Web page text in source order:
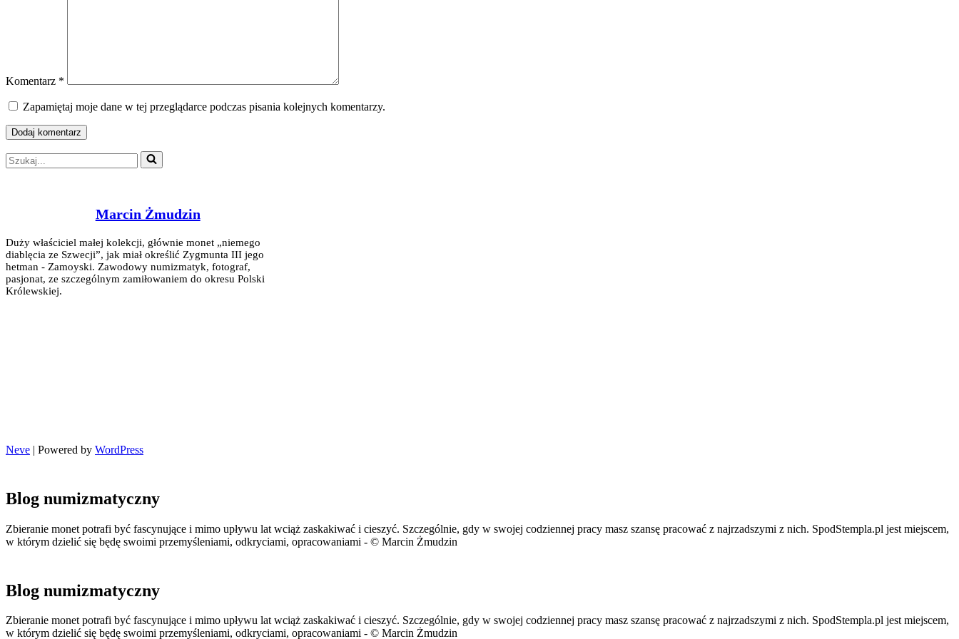
Komentarz *
Zapamiętaj moje dane w tej przeglądarce podczas pisania kolejnych komentarzy.
Szukaj...
Marcin Żmudzin
Duży właściciel małej kolekcji, głównie monet „niemego
diablęcia ze Szwecji”, jak miał określić Zygmunta III jego
hetman - Zamoyski. Zawodowy numizmatyk, fotograf,
pasjonat, ze szczególnym zamiłowaniem do okresu Polski
Królewskiej.
Neve | Powered by WordPress
Blog numizmatyczny
Zbieranie monet potrafi być fascynujące i mimo upływu lat wciąż zaskakiwać i cieszyć. Szczególnie, gdy w swojej codziennej pracy masz szansę pracować z najrzadszymi z nich. SpodStempla.pl jest miejscem,
w którym dzielić się będę swoimi przemyśleniami, odkryciami, opracowaniami - © Marcin Żmudzin
Blog numizmatyczny
Zbieranie monet potrafi być fascynujące i mimo upływu lat wciąż zaskakiwać i cieszyć. Szczególnie, gdy w swojej codziennej pracy masz szansę pracować z najrzadszymi z nich. SpodStempla.pl jest miejscem,
w którym dzielić się będę swoimi przemyśleniami, odkryciami, opracowaniami - © Marcin Żmudzin